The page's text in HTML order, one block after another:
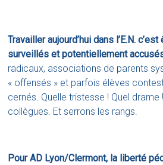
Travailler aujourd’hui dans l’E.N.
surveillés et potentiellement
radicaux, associations de parents
« offensés » et parfois élèves
cernés. Quelle tristesse ! Quel drame
collègues. Et serrons les rangs.
Pour AD Lyon/Clermont, la liberté